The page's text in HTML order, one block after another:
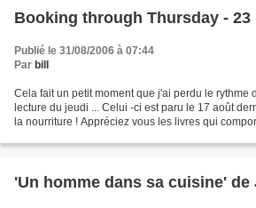
Booking through Thursday - 23
Publié le 31/08/2006 à 07:44
Par bill
Cela fait un petit moment que j'ai perdu le rythme
lecture du jeudi ... Celui -ci est paru le 17 août
la nourriture ! Appréciez vous les livres qui
'Un homme dans sa cuisine'